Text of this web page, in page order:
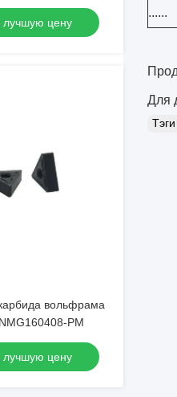
лучшую цену
вольфрама
PM
лучшую цену
......
Для
Тэги